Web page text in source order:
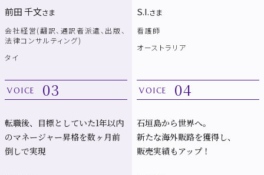
前田 千文さま
会社経営(翻訳、通訳者派遣、出版、
法律コンサルティング)
タイ
S.I.さま
看護師
オーストラリア
VOICE 03
転職後、目標としていた1年以内
のマネージャー昇格を数ヶ月前
倒しで実現
VOICE 04
石垣島から世界へ。
新たな海外販路を獲得し、
販売実績もアップ！